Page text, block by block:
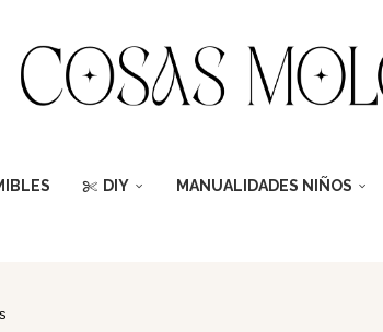
DIY MANUALIDADES NIÑOS